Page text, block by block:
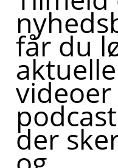
får du
videoer
der